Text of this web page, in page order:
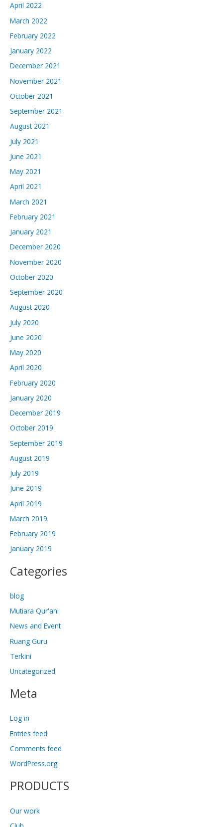
April 2022
March 2022
February 2022
January 2022
December 2021
November 2021
October 2021
September 2021
August 2021
July 2021
June 2021
May 2021
April 2021
March 2021
February 2021
January 2021
December 2020
November 2020
October 2020
September 2020
August 2020
July 2020
June 2020
May 2020
April 2020
February 2020
January 2020
December 2019
October 2019
September 2019
August 2019
July 2019
June 2019
April 2019
March 2019
February 2019
January 2019
Categories
blog
Mutiara Qur'ani
News and Event
Ruang Guru
Terkini
Uncategorized
Meta
Log in
Entries feed
Comments feed
WordPress.org
PRODUCTS
Our work